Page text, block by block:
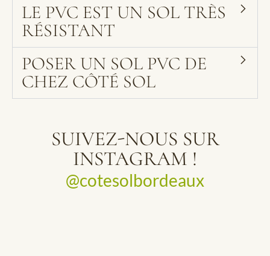
LE PVC EST UN SOL TRÈS
RÉSISTANT
POSER UN SOL PVC DE
CHEZ CÔTÉ SOL
SUIVEZ-NOUS SUR
INSTAGRAM !
@cotesolbordeaux